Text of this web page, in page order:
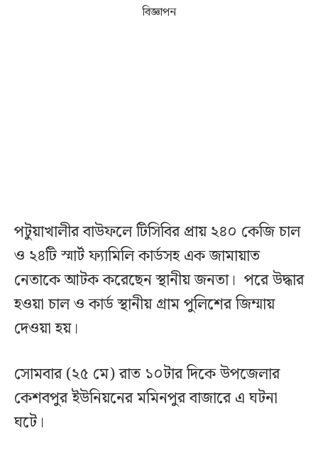
বিজ্ঞাপন
পটুয়াখালীর বাউফলে টিসিবির প্রায় ২৪০ কেজি চাল
ও ২৪টি স্মার্ট ফ্যামিলি কার্ডসহ এক জামায়াত
নেতাকে আটক করেছেন স্থানীয় জনতা। পরে উদ্ধার
হওয়া চাল ও কার্ড স্থানীয় গ্রাম পুলিশের জিম্মায়
দেওয়া হয়।
সোমবার (২৫ মে) রাত ১০টার দিকে উপজেলার
কেশবপুর ইউনিয়নের মমিনপুর বাজারে এ ঘটনা
ঘটে।